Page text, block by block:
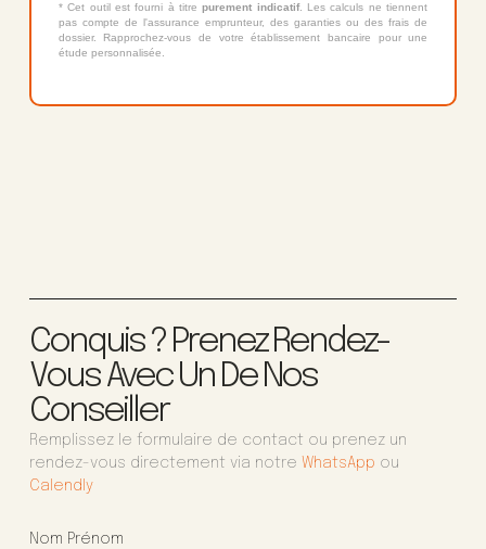
* Cet outil est fourni à titrepurement indicatif. Les calculs ne tiennent
pas compte de l'assurance emprunteur, des garanties ou des frais de
dossier. Rapprochez-vous de votre établissement bancaire pour une
étude personnalisée.
Conquis ? Prenez Rendez-
Vous Avec Un De Nos
Conseiller
Remplissez le formulaire de contact ou prenez un
rendez-vous directement via notre WhatsApp ou
Calendly
Nom Prénom